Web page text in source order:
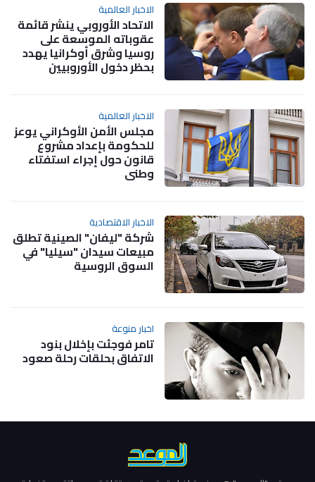
الاخبار العالمية
الاتحاد الأوروبي ينشر قائمة
عقوباته الموسعة على
روسيا وشرق أوكرانيا يهدد
بحظر دخول الأوروبيين
الاخبار العالمية
مجلس الأمن الأوكراني يوعز
للحكومة بإعداد مشروع
قانون حول إجراء استفتاء
وطني
الاخبار الاقتصادية
شركة "ليفان" الصينية تطلق
مبيعات سيدان "سيليا" في
السوق الروسية
اخبار منوعة
تامر فوجئت بإخلال بنود
الاتفاق بحلقات رحلة صعود